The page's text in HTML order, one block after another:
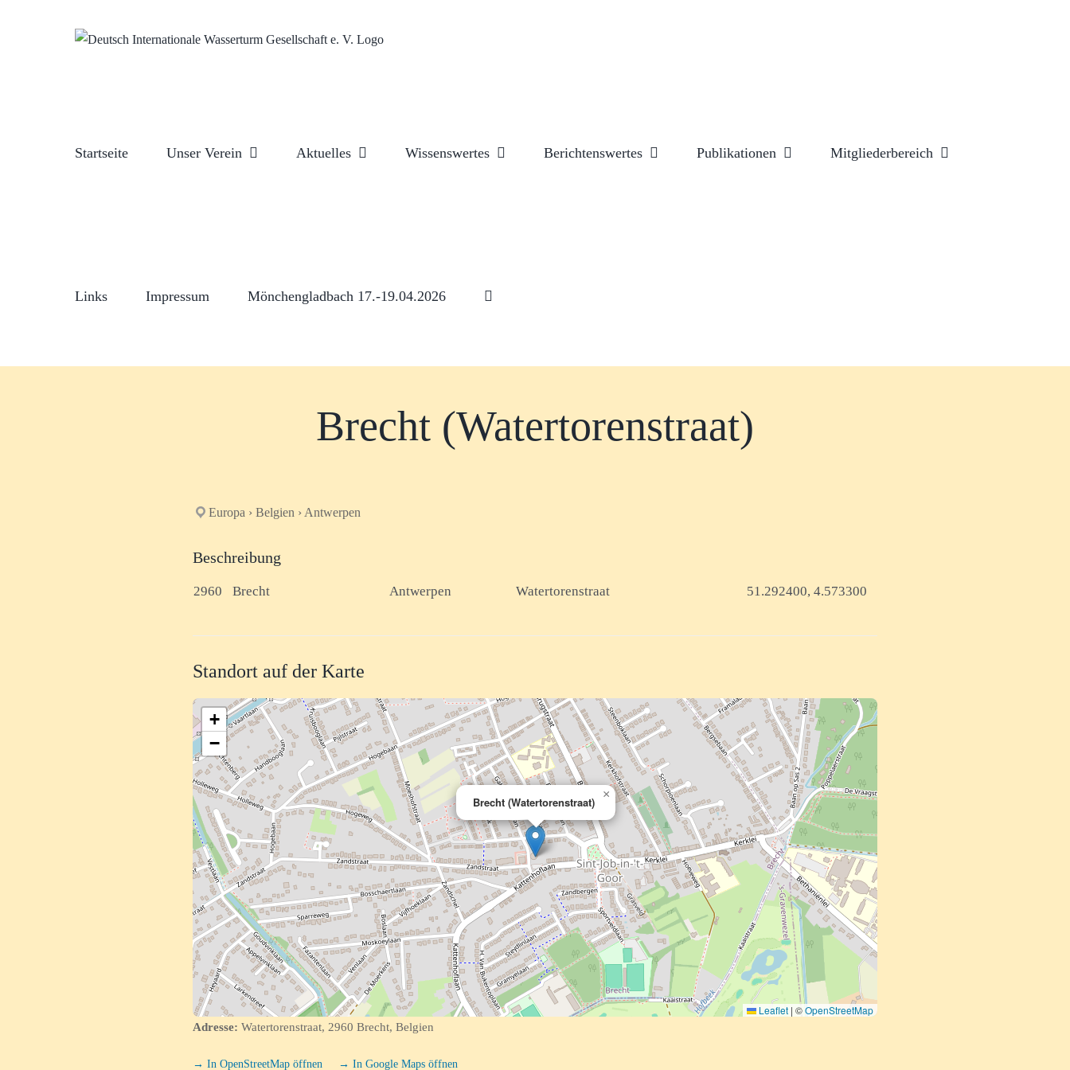
Startseite Unser Verein Aktuelles Wissenswertes Berichtenswertes Publikationen Mitgliederbereich
Links Impressum Mönchengladbach 17.-19.04.2026
Brecht (Watertorenstraat)
Europa › Belgien › Antwerpen
Beschreibung
2960 Brecht Antwerpen Watertorenstraat 51.292400, 4.573300
Standort auf der Karte
Brecht (Watertorenstraat)
×
+
−
Leaflet | ©OpenStreetMap
Adresse: Watertorenstraat, 2960 Brecht, Belgien
→ In OpenStreetMap öffnen → In Google Maps öffnen